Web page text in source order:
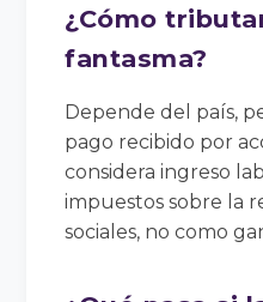
¿Cómo
fantasma?
Depende del país,
pago recibido por
considera ingreso
impuestos sobre la
sociales, no como